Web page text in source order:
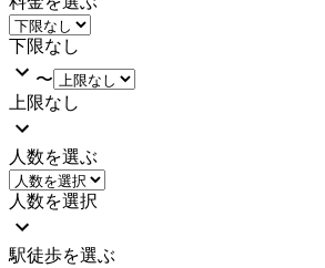
下限なし
〜
上限なし
人数を選ぶ
人数を選択
駅徒歩を選ぶ